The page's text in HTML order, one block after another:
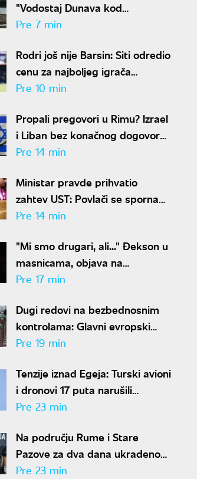
"Vodostaj Dunava kod
nuklearke Pakš porastao za 13
Pre 7 min
Rodri još nije Barsin: Siti odredio
cenu za najboljeg igrača
Mundijala
Pre 10 min
Propali pregovori u Rimu? Izrael
i Liban bez konačnog dogovora
o novim zonama
Pre 14 min
Ministar pravde prihvatio
zahtev UST: Povlači se sporna
odredba Predloga zakona o
Pre 14 min
"Mi smo drugari, ali..." Đekson u
masnicama, objava na
Instagramu podigla ogromnu
Pre 17 min
Dugi redovi na bezbednosnim
kontrolama: Glavni evropski
aerodromi povremeno
letova
Pre 19 min
Tenzije iznad Egeja: Turski avioni
i dronovi 17 puta narušili
vazdušni prostor Grčke
Pre 23 min
Na području Rume i Stare
Pazove za dva dana ukradeno
pet automobila: Uhapšen
Pre 23 min